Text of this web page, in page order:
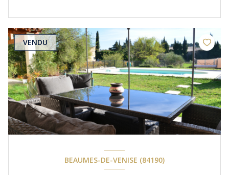
VENDU
BEAUMES-DE-VENISE (84190)